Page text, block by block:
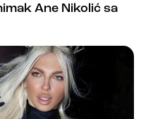
Ane Nikolić sa